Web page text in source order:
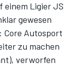
einem Ligier JS
gewesen
Core Autosport
zu machen
verworfen